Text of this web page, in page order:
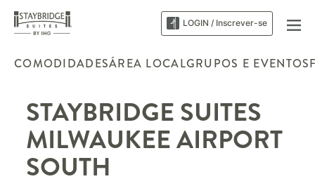
LOGIN / Inscrever-se
COMODIDADESÁREA LOCALGRUPOS E EVENTOS
STAYBRIDGE SUITES
MILWAUKEE AIRPORT
SOUTH